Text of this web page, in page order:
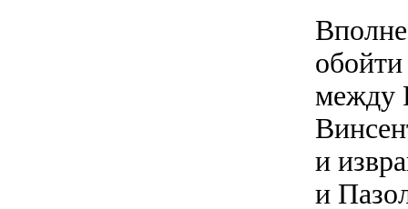
между
и
и